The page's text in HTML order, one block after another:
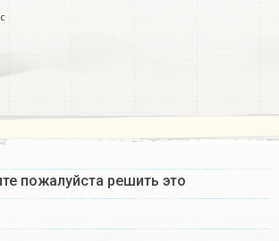
пожалуйста решить это